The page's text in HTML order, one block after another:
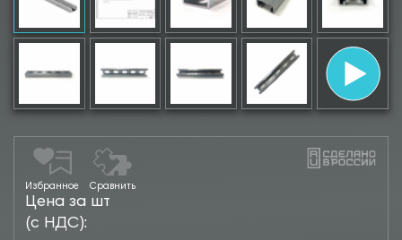
Избранное Сравнить
Цена за шт
(с НДС):